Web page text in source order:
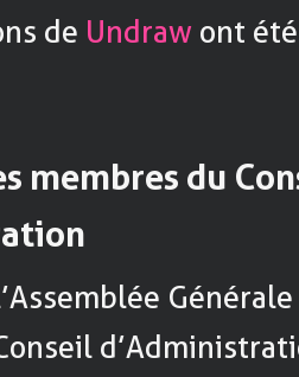
de Undraw ont
membres du